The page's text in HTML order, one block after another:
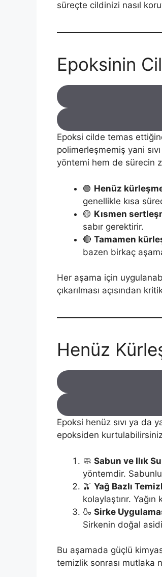
süreçte cildinizi nasıl
Epoksinin
Epoksi cilde temas
polimerleşmemiş yani
yöntemi hem de sürecin
🟢 Henüz
genellikle kısa
🟡 Kısmen
sabır gerektirir.
🔴 Tamamen
bazen birkaç
Her aşama için
çıkarılması açısından
Henüz
Epoksi henüz sıvı ya da
epoksiden
🧼 Sabun ve Ilık Su
yöntemdir. Sabunlu
🫒 Yağ Bazlı
kolaylaştırır.
🍶 Sirke
Sirkenin doğal
Bu aşamada güçlü
temizlik sonrası mutlaka